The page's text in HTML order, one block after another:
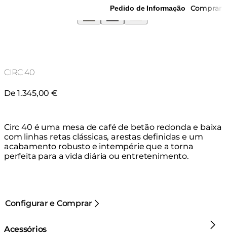
Pedido de Informação Comprar
CIRC 40
De 1.345,00 €
Circ 40 é uma mesa de café de betão redonda e baixa
com linhas retas clássicas, arestas definidas e um
acabamento robusto e intempérie que a torna
perfeita para a vida diária ou entretenimento.
Configurar e Comprar
Acessórios